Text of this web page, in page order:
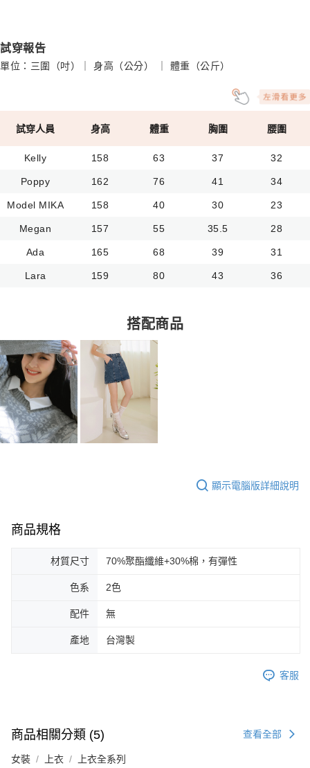
試穿報告
單位：三圍（吋）｜ 身高（公分） ｜ 體重（公斤）
試穿人員 身高 體重 胸圍 腰圍
Kelly 158 63 37 32
Poppy 162 76 41 34
Model MIKA 158 40 30 23
Megan 157 55 35.5 28
Ada 165 68 39 31
Lara 159 80 43 36
搭配商品
顯示電腦版詳細說明
商品規格
材質尺寸 70%聚酯纖維+30%棉，有彈性
色系 2色
配件 無
產地 台灣製
客服
商品相關分類 (5) 查看全部
女裝 上衣 上衣全系列